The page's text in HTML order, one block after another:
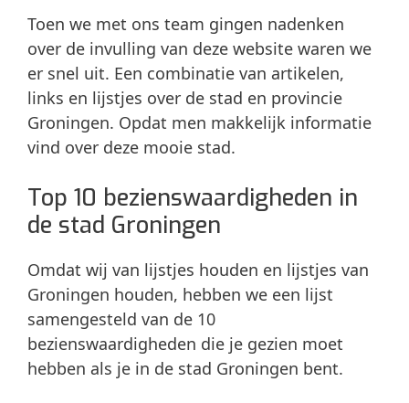
Toen we met ons team gingen nadenken
over de invulling van deze website waren we
er snel uit. Een combinatie van artikelen,
links en lijstjes over de stad en provincie
Groningen. Opdat men makkelijk informatie
vind over deze mooie stad.
Top 10 bezienswaardigheden in
de stad Groningen
Omdat wij van lijstjes houden en lijstjes van
Groningen houden, hebben we een lijst
samengesteld van de 10
bezienswaardigheden die je gezien moet
hebben als je in de stad Groningen bent.